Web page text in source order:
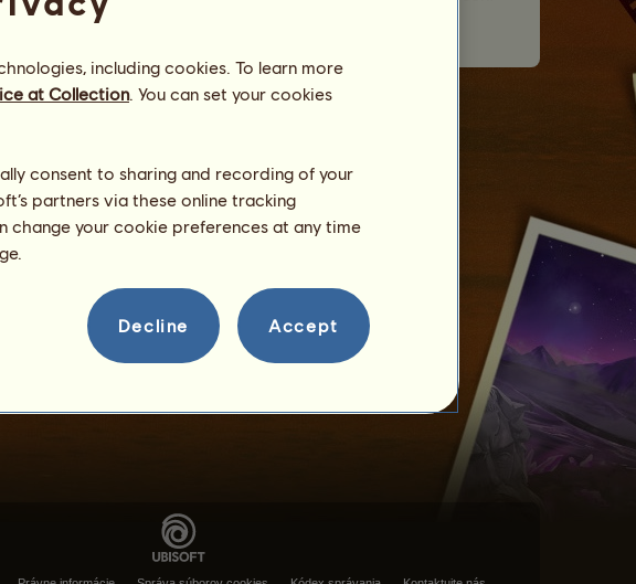
including cookies. To learn more
at Collection. You can set your cookies
consent to sharing and recording of your
partners via these online tracking
change your cookie preferences at any time
Decline Accept